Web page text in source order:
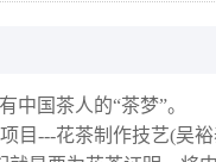
中国茶人的“茶梦”。
目---花茶制作技艺(吴